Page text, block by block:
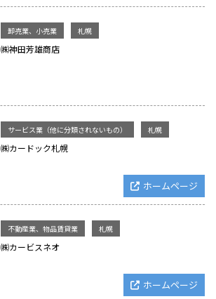
卸売業、小売業 札幌
㈱神田芳雄商店
サービス業（他に分類されないもの） 札幌
㈱カードック札幌
ホームページ
不動産業、物品賃貸業 札幌
㈱カービスネオ
ホームページ